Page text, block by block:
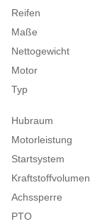
Reifen
Maße
Nettogewicht
Motor
Typ
Hubraum
Motorleistung
Startsystem
Kraftstoffvolumen
Achssperre
PTO